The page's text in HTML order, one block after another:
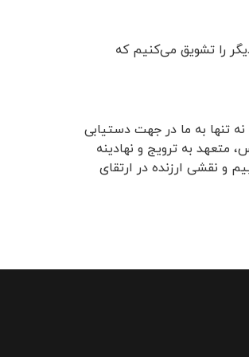
را تشویق می‌کنیم که
تنها به ما در جهت دستیابی
متعهد به ترویج و نهادینه
و نقشی ارزنده در ارتقای